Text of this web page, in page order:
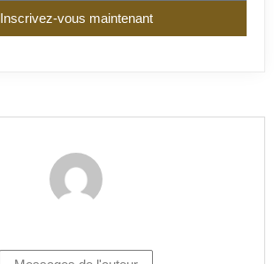
Inscrivez-vous maintenant